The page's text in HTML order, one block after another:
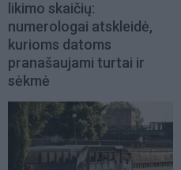
likimo skaičių:
numerologai atskleidė,
kurioms datoms
pranašaujami turtai ir
sėkmė